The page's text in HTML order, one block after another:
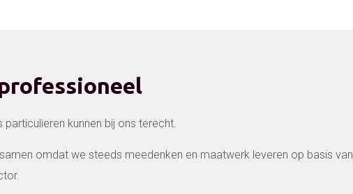
kunnen bij ons terecht.
omdat we steeds meedenken en maatwerk leveren op basis van